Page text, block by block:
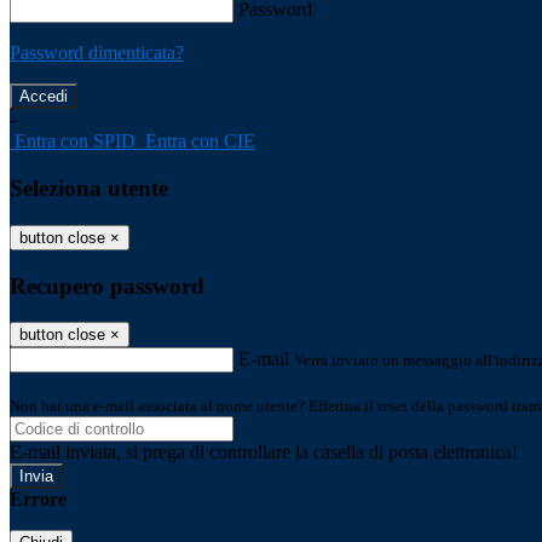
Password
Password dimenticata?
-
Entra con SPID Entra con CIE
Seleziona utente
button close ×
Recupero password
button close ×
E-mail Verrà inviato un messaggio
Non hai una e-mail associata al nome utente? Effettua il reset della password
E-mail inviata, si prega di controllare la casella di posta elettronica!
Errore